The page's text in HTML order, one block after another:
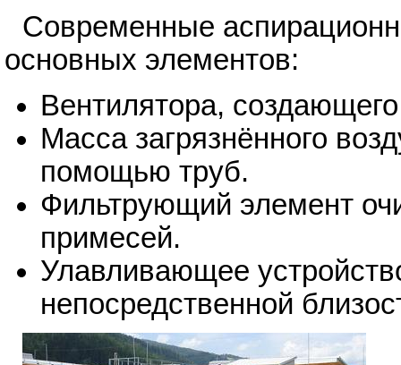
Современные
основных элементов:
Вентилятора,
Масса загрязнённого
помощью труб.
Фильтрующий элемент
примесей.
Улавливающее
непосредственной